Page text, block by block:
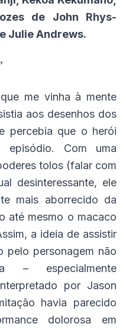
de John Rhys-
Julie Andrews.
me vinha à mente
aos desenhos dos
percebia que o herói
Com uma
tolos (falar com
desinteressante, ele
mais aborrecido da
até mesmo o macaco
a ideia de assistir
pelo personagem não
– especialmente
por Jason
havia parecido
dolorosa em